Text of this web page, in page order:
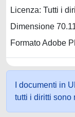
Licenza: Tutti i
Dimensione
Formato Adobe
I documenti in
tutti i diritti sono